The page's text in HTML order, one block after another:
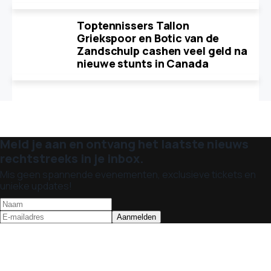
Toptennissers Tallon
Griekspoor en Botic van de
Zandschulp cashen veel geld na
nieuwe stunts in Canada
Meld je aan en ontvang het laatste nieuws
rechtstreeks in je inbox.
Mis geen spannende evenementen, exclusieve tickets en
unieke updates!